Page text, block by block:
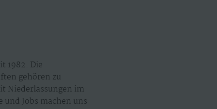
1982. Die
gehören zu
Niederlassungen im
Jobs machen uns